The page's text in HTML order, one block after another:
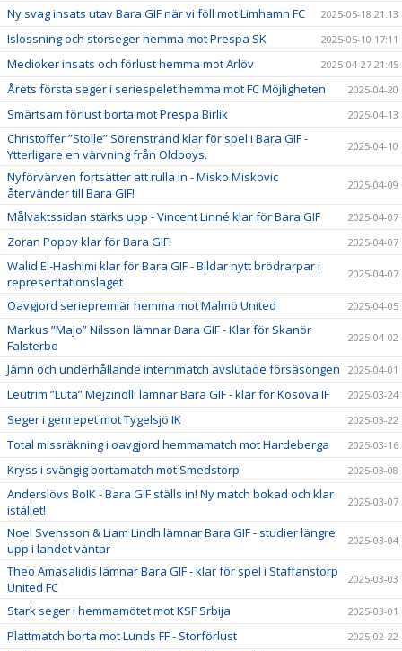
Ny svag insats utav Bara GIF när vi föll mot Limhamn FC 2025-05-18 21:13
Islossning och storseger hemma mot Prespa SK 2025-05-10 17:11
Medioker insats och förlust hemma mot Arlöv 2025-04-27 21:45
Årets första seger i seriespelet hemma mot FC Möjligheten 2025-04-20
Smärtsam förlust borta mot Prespa Birlik 2025-04-13
Christoffer ”Stolle” Sörenstrand klar för spel i Bara GIF -
Ytterligare en värvning från Oldboys.
2025-04-10
Nyförvärven fortsätter att rulla in - Misko Miskovic
återvänder till Bara GIF!
2025-04-09
Målvaktssidan stärks upp - Vincent Linné klar för Bara GIF 2025-04-07
Zoran Popov klar för Bara GIF! 2025-04-07
Walid El-Hashimi klar för Bara GIF - Bildar nytt brödrarpar i
representationslaget
2025-04-07
Oavgjord seriepremiär hemma mot Malmö United 2025-04-05
Markus ”Majo” Nilsson lämnar Bara GIF - Klar för Skanör
Falsterbo
2025-04-02
Jämn och underhållande internmatch avslutade försäsongen 2025-04-01
Leutrim ”Luta” Mejzinolli lämnar Bara GIF - klar för Kosova IF 2025-03-24
Seger i genrepet mot Tygelsjö IK 2025-03-22
Total missräkning i oavgjord hemmamatch mot Hardeberga 2025-03-16
Kryss i svängig bortamatch mot Smedstorp 2025-03-08
Anderslövs BoIK - Bara GIF ställs in! Ny match bokad och klar
istället!
2025-03-07
Noel Svensson & Liam Lindh lämnar Bara GIF - studier längre
upp i landet väntar
2025-03-04
Theo Amasalidis lämnar Bara GIF - klar för spel i Staffanstorp
United FC
2025-03-03
Stark seger i hemmamötet mot KSF Srbija 2025-03-01
Plattmatch borta mot Lunds FF - Storförlust 2025-02-22